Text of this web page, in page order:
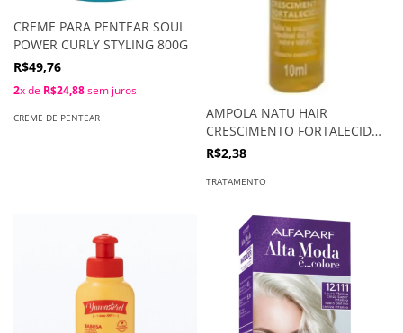
CREME PARA PENTEAR SOUL
POWER CURLY STYLING 800G
R$49,76
2x de R$24,88sem juros
CREME DE PENTEAR
AMPOLA NATU HAIR
CRESCIMENTO FORTALECIDO
10ML UN
R$2,38
TRATAMENTO